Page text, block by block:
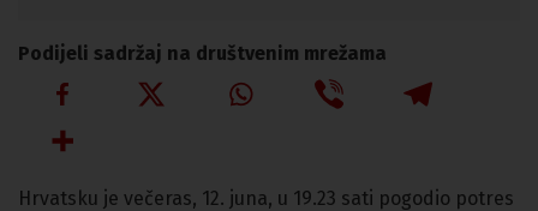
Podijeli sadržaj na društvenim mrežama
Hrvatsku je večeras, 12. juna, u 19.23 sati pogodio potres